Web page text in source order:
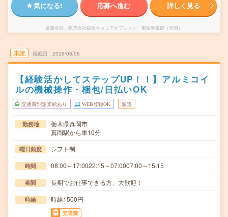
気になる! 応募へ進む 詳しく見る
派遣会社 株式会社綜合キャリアオプション 製造事業部（全国）
未読 掲載日 2026/08/06
【経験活かしてステップUP！！】アルミコイ
ルの機械操作・梱包/日払いOK
交通費別途支給あり WEB登録OK 派遣
勤務地
栃木県真岡市
真岡駅から車10分
曜日頻度 シフト制
時間 08:00～17:0022:15～07:0007:00～15:15
期間 長期でお仕事できる方、大歓迎！
時給 時給1500円
交通費